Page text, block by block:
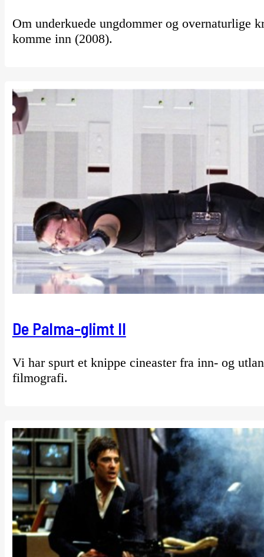
Om underkuede ungdommer og overnaturlige
komme inn (2008).
De Palma-glimt II
Vi har spurt et knippe cineaster fra inn- og
filmografi.